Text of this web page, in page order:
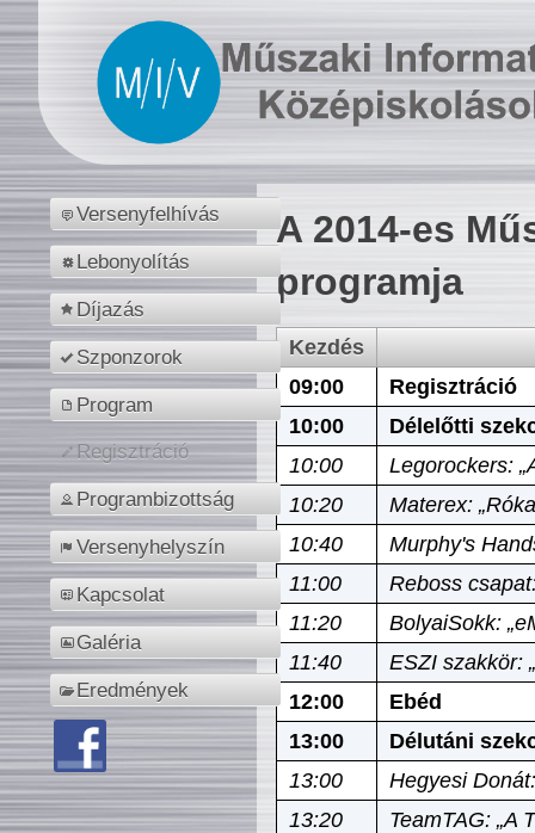
Versenyfelhívás
Lebonyolítás
Díjazás
Szponzorok
Program
Regisztráció
Programbizottság
Versenyhelyszín
Kapcsolat
Galéria
Eredmények
A 2014-es
programja
Kezdés
09:00
Regisztráció
10:00
Délelőtti
10:00
Legorockers:
10:20
Materex:
10:40
Murphy's
11:00
Reboss
11:20
BolyaiSokk:
11:40
ESZI szakkör:
12:00
Ebéd
13:00
Délutáni
13:00
Hegyesi
13:20
TeamTAG: „A